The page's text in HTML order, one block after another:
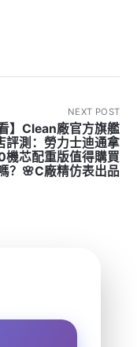
NEXT POST
看】Clean廠官方旗艦
評測：勞力士迪通拿
機芯配重版值得購買
？🌸C廠精仿表出品